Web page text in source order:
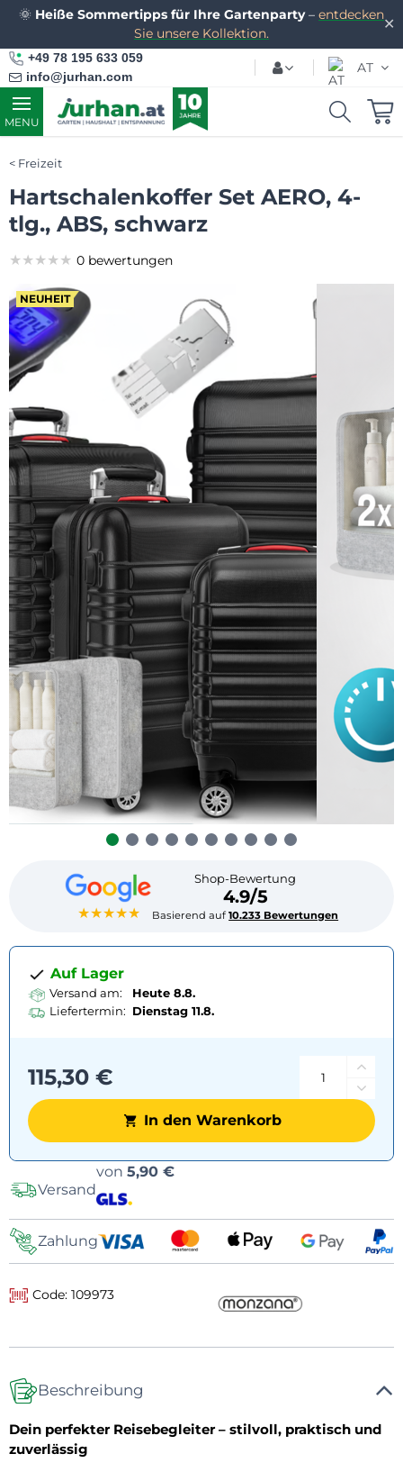
✕
🌞 Heiße Sommertipps für Ihre Gartenparty– entdecken
Sie unsere Kollektion.
+49 78 195 633 059
info@jurhan.com
AT
MENU
Freizeit
Hartschalenkoffer Set AERO, 4-
tlg., ABS, schwarz
NEUHEIT
★★★★★
Shop-Bewertung
4.9/5
Basierend auf10.233 Bewertungen
★★★★★
★★★★★
★★★★★ 0 bewertungen
Auf Lager
Versand am:
Heute 8.8.
Liefertermin: Dienstag 11.8.
115,30 €
In den Warenkorb
Versand
von 5,90 €
Zahlung
Code: 109973
Beschreibung
Dein perfekter Reisebegleiter – stilvoll, praktisch und
zuverlässig